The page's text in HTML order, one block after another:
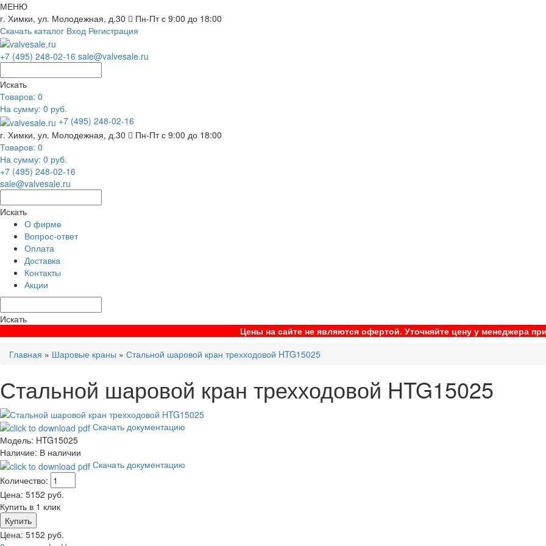
МЕНЮ
г. Химки, ул. Молодежная, д.30
Пн-Пт с 9:00 до 18:00
Скачать каталог Вход Регистрация
+7 (495) 248-02-16 sale@valvesale.ru
Искать
Товаров: 0
На сумму: 0 руб.
+7 (495) 248-02-16
г. Химки, ул. Молодежная, д.30
Пн-Пт с 9:00 до 18:00
Товаров: 0
На сумму: 0 руб.
+7 (495) 248-02-16
sale@valvesale.ru
Искать
О фирме
Вопрос-ответ
Оплата
Доставка
Контакты
Акции
Искать
Цены на сайте не являются офертой. Уточняйте цену у менеджера
Главная » Шаровые краны » Стальной шаровой кран трехходовой HTG15025
Стальной шаровой кран трехходовой HTG15025
Скачать документацию
Модель: HTG15025
Наличие: В наличии
Скачать документацию
Количество:
Цена: 5152 руб.
Купить в 1 клик
Цена: 5152 руб.